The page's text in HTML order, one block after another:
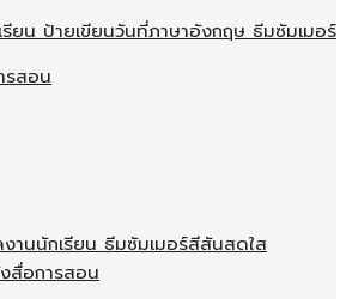
ยน ป้ายเขียนวันที่ภาษาอังกฤษ ธีมซัมเมอร์
รสอน